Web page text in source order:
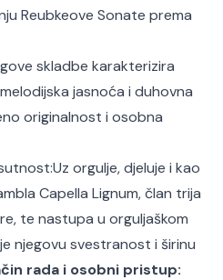
Reubkeove Sonate prema
skladbe karakterizira
jasnoća i duhovna
originalnost i osobna
Uz orgulje, djeluje i kao
Capella Lignum, član trija
te nastupa u orguljaškom
njegovu svestranost i širinu
rada i osobni pristup: